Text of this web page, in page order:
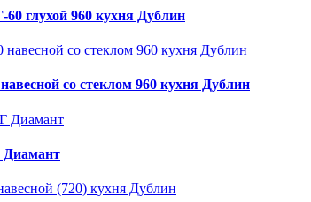
глухой 960 кухня Дублин
со стеклом 960 кухня Дублин